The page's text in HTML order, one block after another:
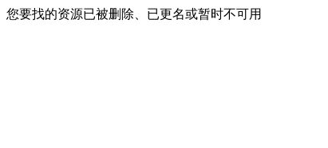
您要找的资源已被删除、已更名或暂时不可用